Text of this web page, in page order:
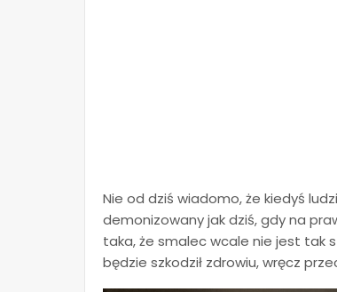
Nie od dziś wiadomo, że kiedyś
demonizowany jak dziś, gdy na
taka, że smalec wcale nie jest tak
będzie szkodził zdrowiu, wręcz